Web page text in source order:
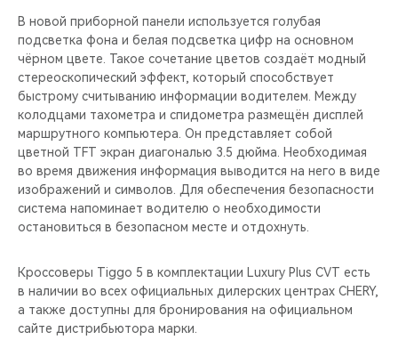
НОВИНКИ
БЛАГОТВОРИТЕЛЬНОСТЬ
CHERY REMOTE
CHERY И СПОРТ
НАШИ МЕРОПРИЯТИЯ
ВИДЕООБЗОРЫ
В новой приборной панели используется голубая
подсветка фона и белая подсветка цифр на основном
чёрном цвете. Такое сочетание цветов создаёт модный
стереоскопический эффект, который способствует
быстрому считыванию информации водителем. Между
колодцами тахометра и спидометра размещён дисплей
маршрутного компьютера. Он представляет собой
цветной TFT экран диагональю 3.5 дюйма. Необходимая
во время движения информация выводится на него в виде
изображений и символов. Для обеспечения безопасности
система напоминает водителю о необходимости
остановиться в безопасном месте и отдохнуть.
Кроссоверы Tiggo 5 в комплектации Luxury Plus CVT есть
в наличии во всех официальных дилерских центрах CHERY,
а также доступны для бронирования на официальном
сайте дистрибьютора марки.